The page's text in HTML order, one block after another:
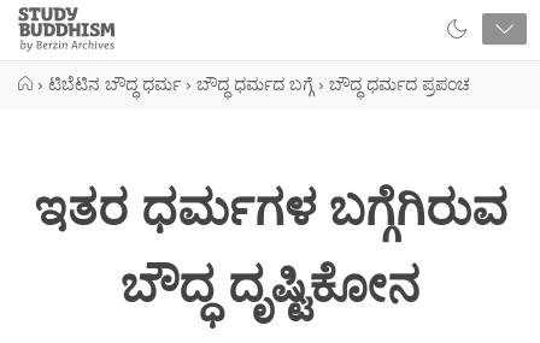
Close
Study
Buddhism
› ಟಿಬೆಟಿನ ಬೌದ್ಧ ಧರ್ಮ › ಬೌದ್ಧ ಧರ್ಮದ ಬಗ್ಗೆ › ಬೌದ್ಧ ಧರ್ಮದ ಪ್ರಪಂಚ
ಇತರ ಧರ್ಮಗಳ ಬಗ್ಗೆಗಿರುವ
ಬೌದ್ಧ ದೃಷ್ಟಿಕೋನ